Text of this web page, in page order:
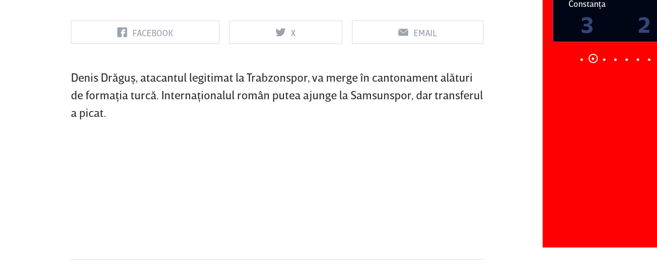
FACEBOOK X EMAIL
Denis Drăguş, atacantul legitimat la Trabzonspor, va merge în cantonament alături
de formaţia turcă. Internaţionalul român putea ajunge la Samsunspor, dar transferul
a picat.
0 0 3 4 0